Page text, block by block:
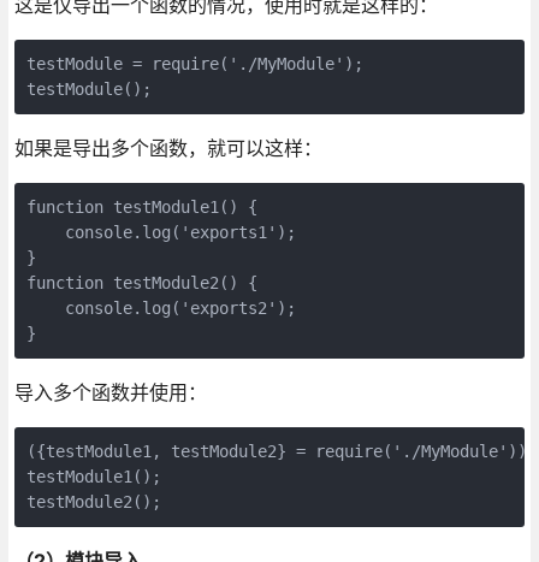
testModule = require('./MyModule');
testModule();
如果是导出多个函数，就可以这样：
function testModule1() {
    console.log('exports1');
}
function testModule2() {
    console.log('exports2');
}
导入多个函数并使用：
({testModule1, testModule2} = require('./MyModule'));
testModule1();
testModule2();